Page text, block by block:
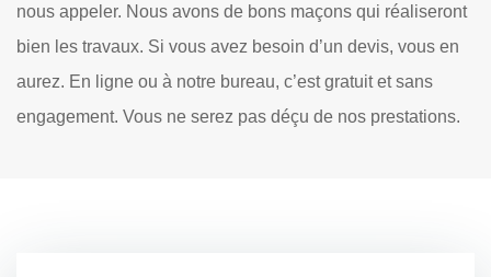
nous appeler. Nous avons de bons maçons qui réaliseront
bien les travaux. Si vous avez besoin d’un devis, vous en
aurez. En ligne ou à notre bureau, c’est gratuit et sans
engagement. Vous ne serez pas déçu de nos prestations.